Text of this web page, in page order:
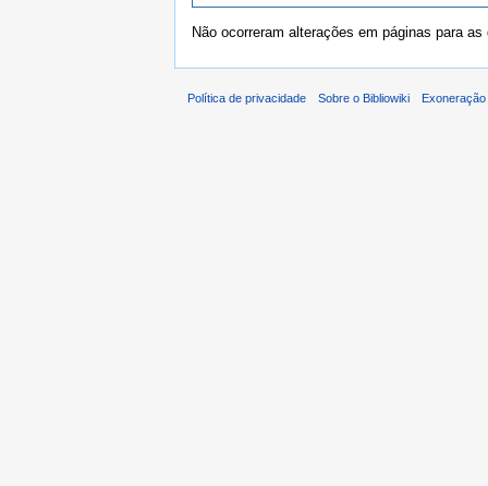
Não ocorreram alterações em páginas para
Política de privacidade Sobre o Bibliowiki